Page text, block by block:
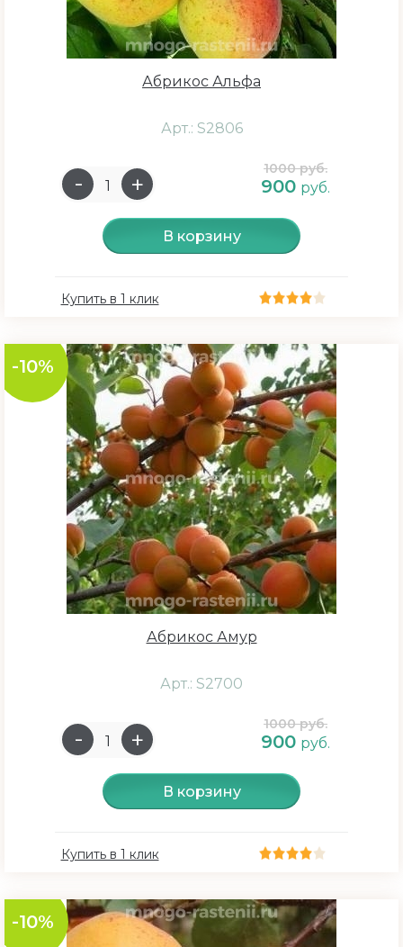
Абрикос Альфа
Арт.: S2806
1000 руб.
900 руб.
В корзину
Купить в 1 клик
-10%
Абрикос Амур
Арт.: S2700
1000 руб.
900 руб.
В корзину
Купить в 1 клик
-10%